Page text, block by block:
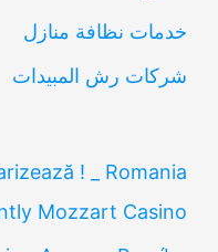
خدمات نظافة منازل
شركات رش المبيدات
! _ Romania
Mozzart Casino